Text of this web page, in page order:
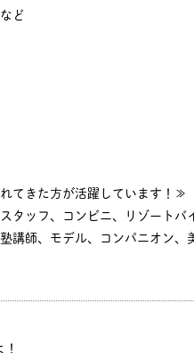
ど
てきた方が活躍しています！≫
タッフ、コンビニ、リゾートバ
講師、モデル、コンパニオン、